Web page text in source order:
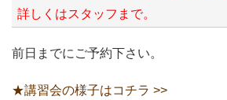
詳しくはスタッフまで。
前日までにご予約下さい。
★講習会の様子はコチラ >>